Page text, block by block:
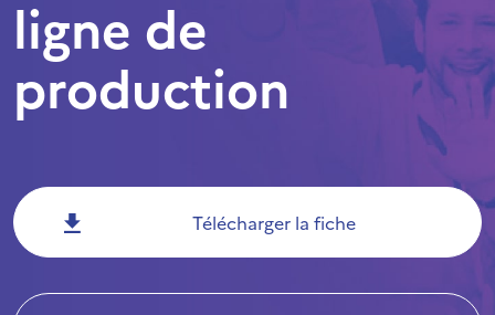
ligne de
production
Télécharger la fiche